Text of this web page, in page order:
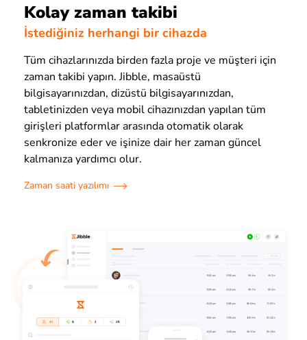
Kolay zaman takibi
İstediğiniz herhangi bir cihazda
Tüm cihazlarınızda birden fazla proje ve müşteri için
zaman takibi yapın. Jibble, masaüstü
bilgisayarınızdan, dizüstü bilgisayarınızdan,
tabletinizden veya mobil cihazınızdan yapılan tüm
girişleri platformlar arasında otomatik olarak
senkronize eder ve işinize dair her zaman güncel
kalmanıza yardımcı olur.
Zaman saati yazılımı